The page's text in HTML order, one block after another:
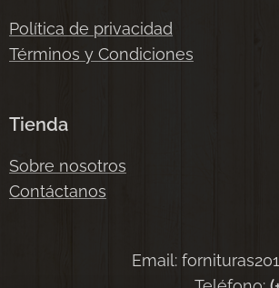
Política de privacidad
Términos y Condiciones
Tienda
Sobre nosotros
Contáctanos
Email: